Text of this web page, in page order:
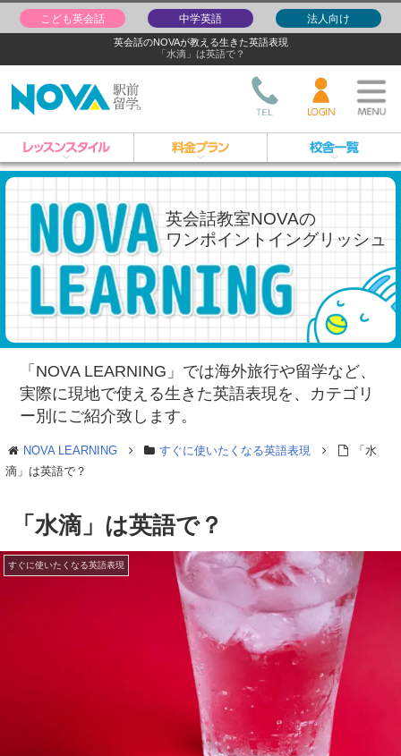
英会話のNOVAが教える生きた英語表現
「水滴」は英語で？
こども英会話 中学英語 法人向け
英会話教室NOVAの
ワンポイントイングリッシュ
「NOVA LEARNING」では海外旅行や留学など、
実際に現地で使える生きた英語表現を、 カテゴリ
ー別にご紹介致します。
NOVA LEARNING すぐに使いたくなる英語表現
「水
滴」は英語で？
「水滴」は英語で？
すぐに使いたくなる英語表現